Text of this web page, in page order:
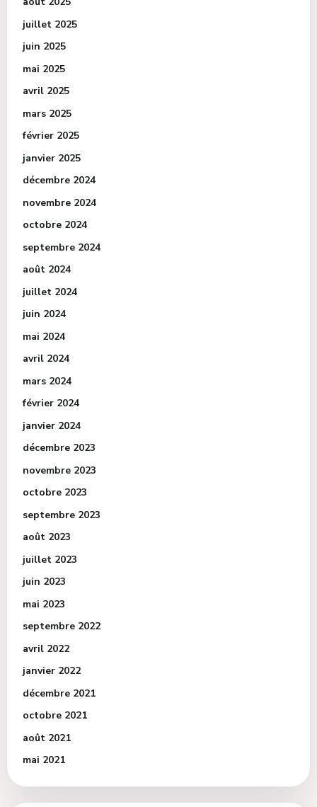
juillet 2025
juin 2025
mai 2025
avril 2025
mars 2025
février 2025
janvier 2025
décembre 2024
novembre 2024
octobre 2024
septembre 2024
août 2024
juillet 2024
juin 2024
mai 2024
avril 2024
mars 2024
février 2024
janvier 2024
décembre 2023
novembre 2023
octobre 2023
septembre 2023
août 2023
juillet 2023
juin 2023
mai 2023
septembre 2022
avril 2022
janvier 2022
décembre 2021
octobre 2021
août 2021
mai 2021